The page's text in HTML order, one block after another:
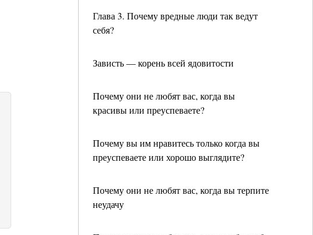
Глава 3. Почему вредные люди так ведут
себя?
Зависть — корень всей ядовитости
Почему они не любят вас, когда вы
красивы или преуспеваете?
Почему вы им нравитесь только когда вы
преуспеваете или хорошо выглядите?
Почему они не любят вас, когда вы терпите
неудачу